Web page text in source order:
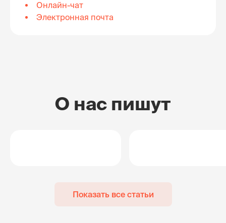
Онлайн-чат
Электронная почта
О нас пишут
Показать все статьи